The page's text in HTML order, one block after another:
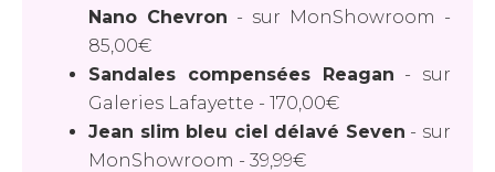
Nano Chevron - sur MonShowroom -
85,00€
Sandales compensées Reagan - sur
Galeries Lafayette - 170,00€
Jean slim bleu ciel délavé Seven - sur
MonShowroom - 39,99€